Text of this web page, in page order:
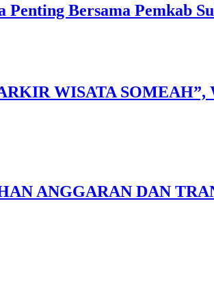
Penting Bersama Pemkab
WISATA
ANGGARAN DAN